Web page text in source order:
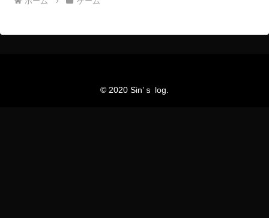
© 2020 Sin’ｓ log.